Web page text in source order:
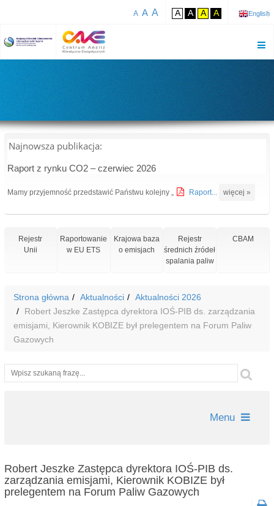
A A A A A A A English
Najnowsza publikacja:
Raport z rynku CO2 – czerwiec 2026
Mamy przyjemność przedstawić Państwu kolejny „ Raport... więcej »
Rejestr
Unii
Raportowanie
w EU ETS
Krajowa baza
o emisjach
Rejestr
średnich źródeł
spalania paliw
CBAM
Strona główna Aktualności
Aktualności 2026
Robert Jeszke Zastępca dyrektora IOŚ-PIB ds. zarządzania
emisjami, Kierownik KOBIZE był prelegentem na Forum Paliw
Gazowych
Wyszukiwarka
Menu
Robert Jeszke Zastępca dyrektora IOŚ-PIB ds.
zarządzania emisjami, Kierownik KOBIZE był
prelegentem na Forum Paliw Gazowych